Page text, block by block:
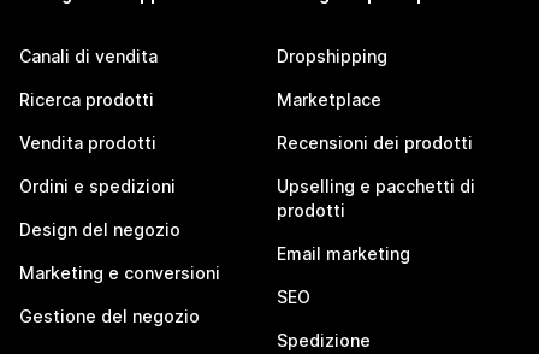
Canali di vendita
Ricerca prodotti
Vendita prodotti
Ordini e spedizioni
Design del negozio
Marketing e conversioni
Gestione del negozio
Dropshipping
Marketplace
Recensioni dei prodotti
Upselling e pacchetti di
prodotti
Email marketing
SEO
Spedizione